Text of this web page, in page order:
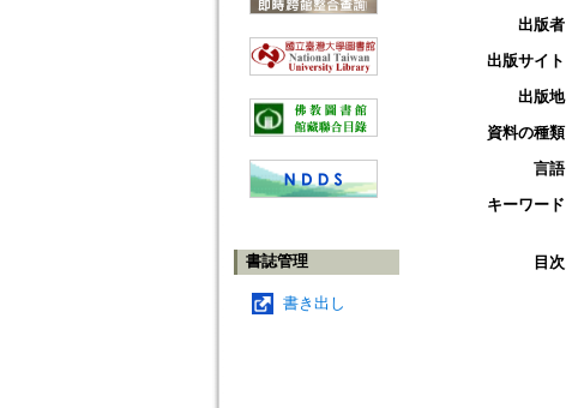
書誌管理
書き出し
出版者
出版サイト
出版地
資料の種類
言語
キーワード
目次